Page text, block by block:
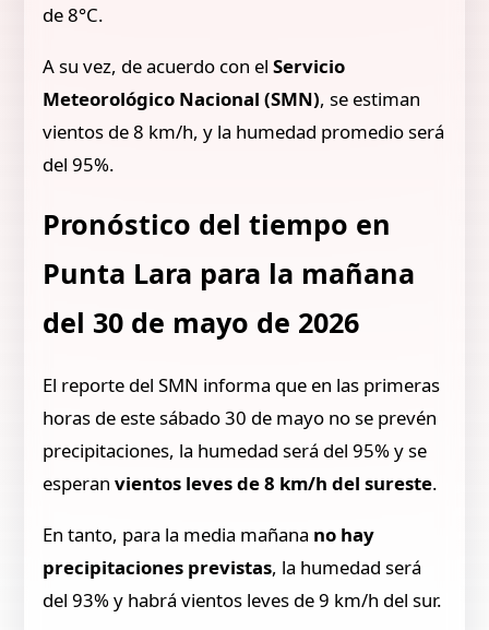
de 8°C.
A su vez, de acuerdo con elServicio
Meteorológico Nacional (SMN), se estiman
vientos de 8 km/h, y la humedad promedio será
del 95%.
Pronóstico del tiempo en
Punta Lara para la mañana
del 30 de mayo de 2026
El reporte del SMN informa que en las primeras
horas de este sábado 30 de mayo no se prevén
precipitaciones, la humedad será del 95% y se
esperanvientos leves de 8 km/h del sureste.
En tanto, para la media mañana no hay
precipitaciones previstas, la humedad será
del 93% y habrá vientos leves de 9 km/h del sur.